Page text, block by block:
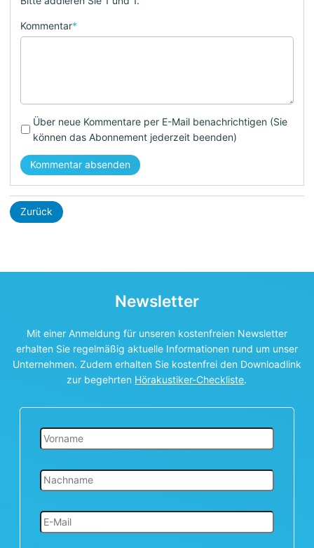
Kommentar*
Über neue Kommentare per E-Mail benachrichtigen (Sie
können das Abonnement jederzeit beenden)
Kommentar absenden
Zurück
Newsletter
Mit einer Anmeldung für unseren kostenfreien Newsletter
erhalten Sie regelmäßig aktuelle Informationen rund um unser
Unternehmen. Zudem erhalten Sie kostenfrei den Downloadlink
zur begehrten Hörakustiker-Checkliste.